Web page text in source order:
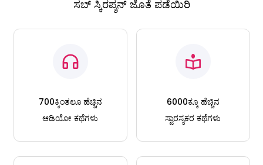
ಸಬ್ ಸ್ಕಿರಪ್ಶನ್ ಜೊತೆ ಪಡೆಯಿರಿ
700ಕ್ಕಿಂತಲೂ ಹೆಚ್ಚಿನ
ಆಡಿಯೋ ಕಥೆಗಳು
6000ಕ್ಕೂ ಹೆಚ್ಚಿನ
ಸ್ವಾರಸ್ಯಕರ ಕಥೆಗಳು